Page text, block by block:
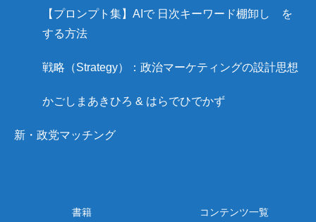
【プロンプト集】AIで 日次キーワード棚卸し を
する方法
戦略（Strategy）：政治マーケティングの設計思想
かごしまあきひろ & はらでひでかず
新・政党マッチング
書籍 コンテンツ一覧